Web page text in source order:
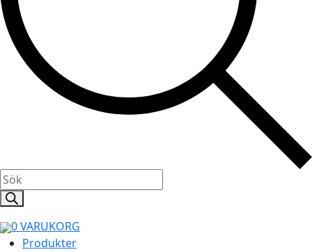
Products
search
0VARUKORG
Produkter